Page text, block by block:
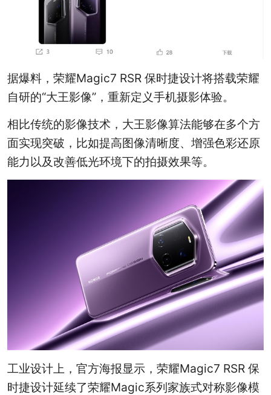
据爆料，荣耀Magic7 RSR 保时捷设计将搭载荣耀
自研的“大王影像”，重新定义手机摄影体验。
相比传统的影像技术，大王影像算法能够在多个方
面实现突破，比如提高图像清晰度、增强色彩还原
能力以及改善低光环境下的拍摄效果等。
工业设计上，官方海报显示，荣耀Magic7 RSR 保
时捷设计延续了荣耀Magic系列家族式对称影像模